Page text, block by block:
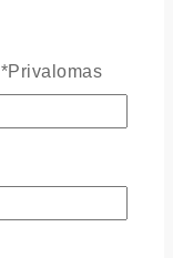
*Privalomas